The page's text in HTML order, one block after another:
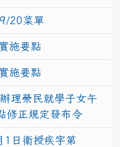
20菜單
施要點
施要點
理榮民就學子女午
修正規定發布令
1日衛授疾字第